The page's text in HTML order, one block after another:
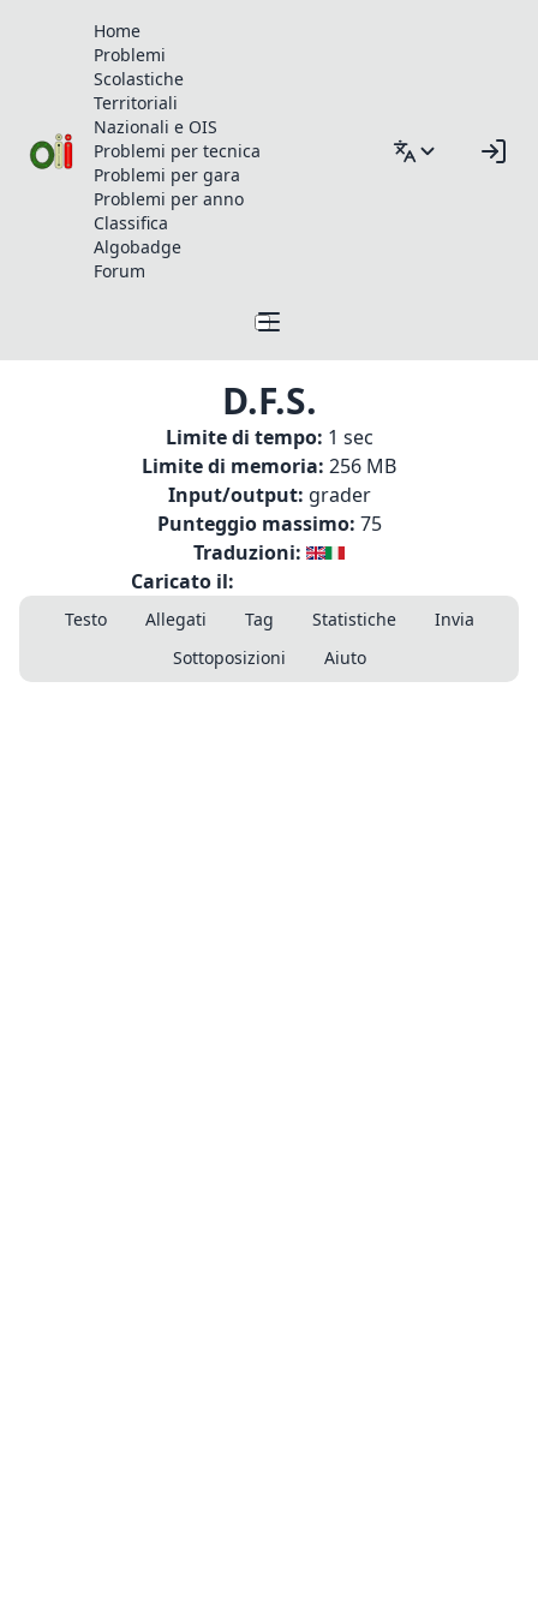
Home
Problemi
Scolastiche
Territoriali
Nazionali e OIS
Problemi per tecnica
Problemi per gara
Problemi per anno
Classifica
Algobadge
Forum
D.F.S.
Limite di tempo: 1 sec
Limite di memoria: 256 MB
Input/output: grader
Punteggio massimo: 75
Traduzioni:
Caricato il:
Testo Allegati Tag Statistiche
Invia
Sottoposizioni
Aiuto